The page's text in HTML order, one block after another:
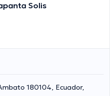
Solis
180104, Ecuador,